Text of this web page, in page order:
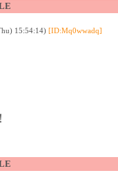
15:54:14) [ID:Mq0wwadq]